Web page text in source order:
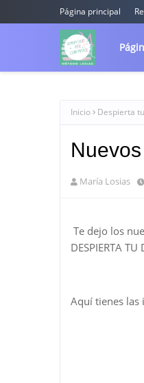
Página principal
Inicio Despierta
María Losias
Te dejo los
DESPIERTA TU
Aquí tienes las